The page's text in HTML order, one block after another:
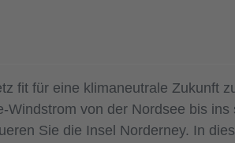
fit für eine klimaneutrale Zukunft
von der Nordsee bis
Sie die Insel Norderney. In